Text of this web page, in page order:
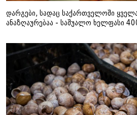
დარგები, სადაც საქართველოში
ანაზღაურებაა - საშუალო ხელფასი